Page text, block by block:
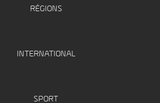
RÉGIONS
INTERNATIONAL
SPORT